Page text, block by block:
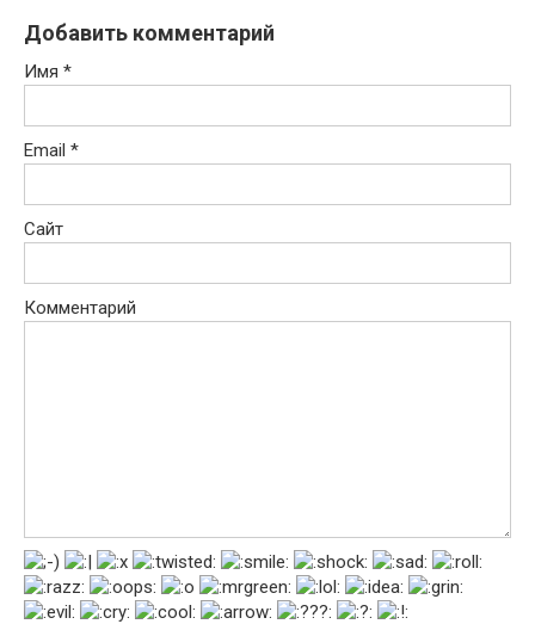
Добавить комментарий
Имя *
Email *
Сайт
Комментарий